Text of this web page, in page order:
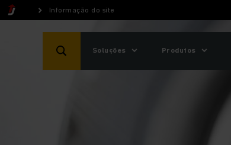
Informação do site
Soluções Produtos